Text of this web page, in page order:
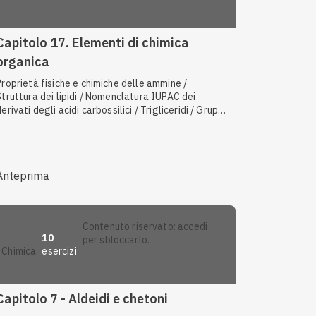
17. Elementi di chimica
fisiche e chimiche delle ammine /
dei lipidi / Nomenclatura IUPAC dei
degli acidi carbossilici / Trigliceridi / Gruppo
chimica
10
esercizi
contenuto riservato: accedi
per sbloccarlo.
7 - Aldeidi e chetoni